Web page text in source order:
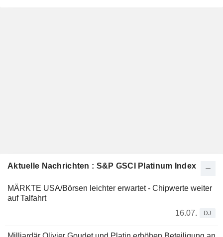
Aktuelle Nachrichten : S&P GSCI Platinum Index
MÄRKTE USA/Börsen leichter erwartet - Chipwerte weiter
auf Talfahrt
16.07.
DJ